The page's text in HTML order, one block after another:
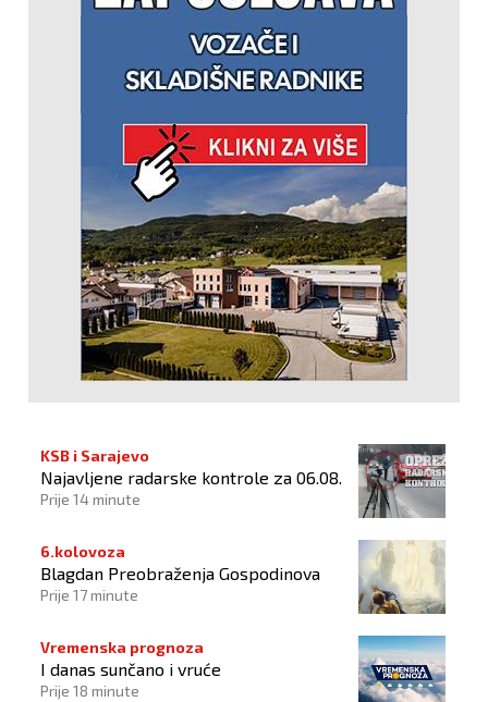
KSB i Sarajevo
Najavljene radarske kontrole za 06.08.
Prije 14 minute
6.kolovoza
Blagdan Preobraženja Gospodinova
Prije 17 minute
Vremenska prognoza
I danas sunčano i vruće
Prije 18 minute